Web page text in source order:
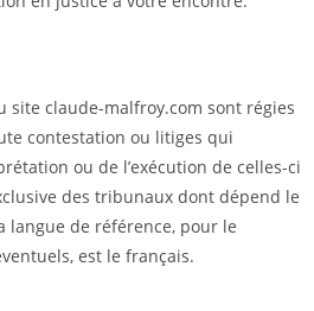
site claude-malfroy.com sont régies
contestation ou litiges qui
ou de l’exécution de celles-ci
des tribunaux dont dépend le
langue de référence, pour le
est le français.